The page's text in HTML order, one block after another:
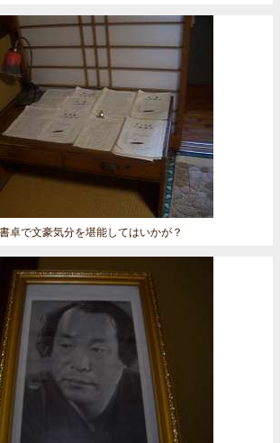
卓で文豪気分を堪能してはいかが？